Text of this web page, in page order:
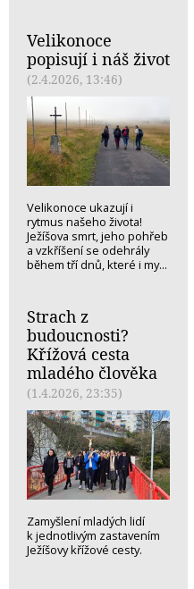
Velikonoce
popisují i náš život
(2.4.2026, 13:46)
Velikonoce ukazují i
rytmus našeho života!
Ježíšova smrt, jeho pohřeb
a vzkříšení se odehrály
během tří dnů, které i my...
Strach z
budoucnosti?
Křížová cesta
mladého člověka
(1.4.2026, 23:35)
Zamyšlení mladých lidí
k jednotlivým zastavením
Ježíšovy křížové cesty.